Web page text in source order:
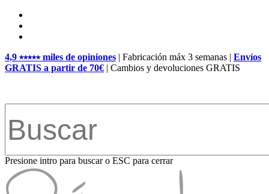
Skip
main
4,9 ⭑⭑⭑⭑⭑ miles de opiniones | Fabricación máx 3 semanas | Envíos
GRATIS a partir de 70€ | Cambios y devoluciones GRATIS
Presione intro para buscar o ESC para cerrar
Close
Search